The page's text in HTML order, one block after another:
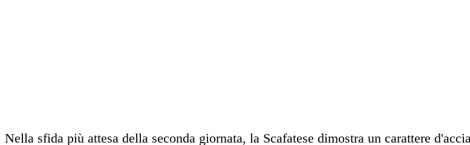
Nella sfida più attesa della seconda giornata, la Scafatese dimostra un carattere